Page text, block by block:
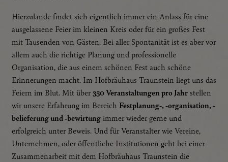
Hierzulande findet sich eigentlich immer ein Anlass für eine
ausgelassene Feier im kleinen Kreis oder für ein großes Fest
mit Tausenden von Gästen. Bei aller Spontanität ist es aber vor
allem auch die richtige Planung und professionelle
Organisation, die aus einem schönen Fest auch schöne
Erinnerungen macht. Im Hofbräuhaus Traunstein liegt uns das
Feiern im Blut. Mit über 350 Veranstaltungen pro Jahrstellen
wir unsere Erfahrung im Bereich Festplanung-, -organisation, -
belieferung und -bewirtung immer wieder gerne und
erfolgreich unter Beweis. Und für Veranstalter wie Vereine,
Unternehmen, oder öffentliche Institutionen geht bei einer
Zusammenarbeit mit dem Hofbräuhaus Traunstein die